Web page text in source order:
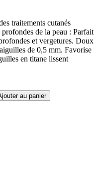
traitements cutanés
de la peau : Parfait
et vergetures. Doux
de 0,5 mm. Favorise
en titane lissent
au panier